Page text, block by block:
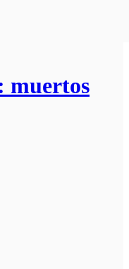
muertos